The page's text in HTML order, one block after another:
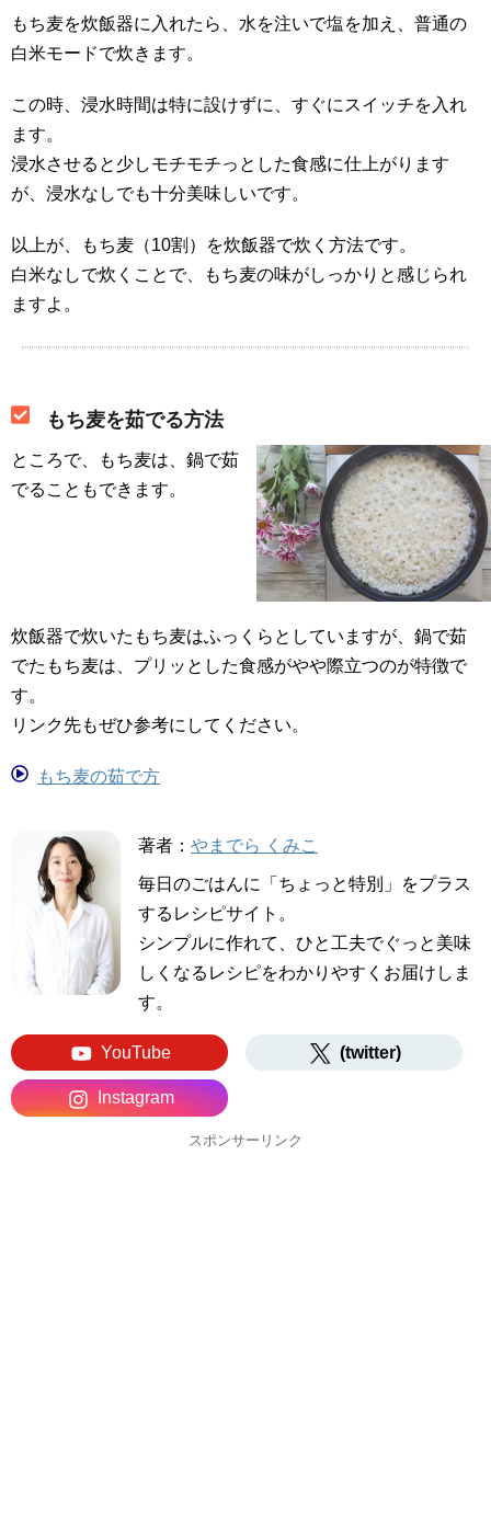
もち麦を炊飯器に入れたら、水を注いで塩を加え、普通の
白米モードで炊きます。
この時、浸水時間は特に設けずに、すぐにスイッチを入れ
ます。
浸水させると少しモチモチっとした食感に仕上がります
が、浸水なしでも十分美味しいです。
以上が、もち麦（10割）を炊飯器で炊く方法です。
白米なしで炊くことで、もち麦の味がしっかりと感じられ
ますよ。
もち麦を茹でる方法
ところで、もち麦は、鍋で茹
でることもできます。
炊飯器で炊いたもち麦はふっくらとしていますが、鍋で茹
でたもち麦は、プリッとした食感がやや際立つのが特徴で
す。
リンク先もぜひ参考にしてください。
もち麦の茹で方
著者： やまでら くみこ
毎日のごはんに「ちょっと特別」をプラス
するレシピサイト。
シンプルに作れて、ひと工夫でぐっと美味
しくなるレシピをわかりやすくお届けしま
す。
YouTube (twitter)
Instagram
スポンサーリンク